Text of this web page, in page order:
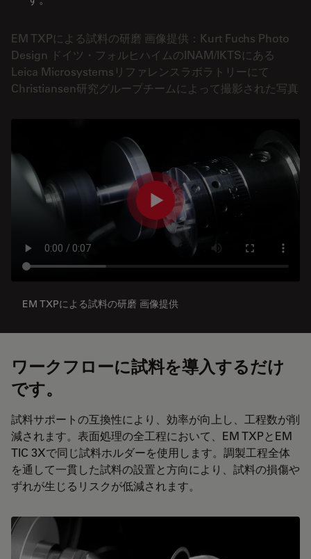
EM TXPによる試料の研磨 画像提供：Kurt Fuchs Photo
Design ドイツ・フォルヒハイムのINAM/IKTSにある
Leica Microsystemsリファレンスラボラトリーにて
Christiansen研究グループチームによって撮影された写真
EM TXPによる試料の研磨 画像提供
ワークフローに試料を導入するだけ
です。
試料サポートの互換性により、効率が向上し、工程数が削
減されます。表面処理の全工程において、EM TXPとEM
TIC 3Xで同じ試料ホルダーを使用します。調製工程全体
を通して一貫した試料の設置と方向により、試料の損傷や
ずれが生じるリスクが低減されます。